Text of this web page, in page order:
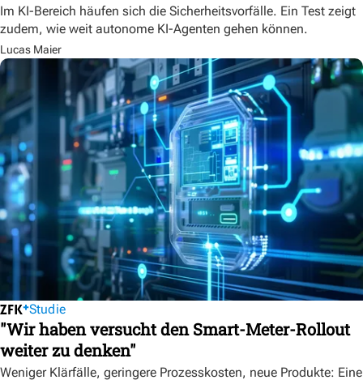
Im KI-Bereich häufen sich die Sicherheitsvorfälle. Ein Test zeigt
zudem, wie weit autonome KI-Agenten gehen können.
Lucas Maier
Studie
"Wir haben versucht den Smart-Meter-Rollout
weiter zu denken"
Weniger Klärfälle, geringere Prozesskosten, neue Produkte: Eine